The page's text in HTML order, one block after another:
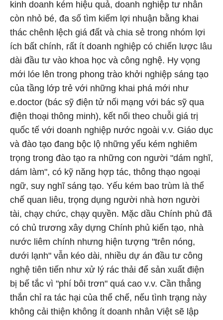
kinh doanh kém hiệu quả, doanh nghiệp tư nhân
còn nhỏ bé, đa số tìm kiếm lợi nhuận bằng khai
thác chênh lệch giá đất và chia sẻ trong nhóm lợi
ích bất chính, rất ít doanh nghiệp có chiến lược lâu
dài đầu tư vào khoa học và công nghệ. Hy vọng
mới lóe lên trong phong trào khởi nghiệp sáng tạo
của tầng lớp trẻ với những khai phá mới như
e.doctor (bác sỹ điện tử nối mạng với bác sỹ qua
điện thoại thông minh), kết nối theo chuỗi giá trị
quốc tế với doanh nghiệp nước ngoài v.v. Giáo dục
và đào tạo đang bộc lộ những yếu kém nghiêm
trọng trong đào tạo ra những con người "dám nghĩ,
dám làm", có kỹ năng hợp tác, thông thạo ngoại
ngữ, suy nghĩ sáng tạo. Yếu kém bao trùm là thể
chế quan liêu, trọng dụng người nhà hơn người
tài, chạy chức, chạy quyền. Mặc dầu Chính phủ đã
có chủ trương xây dựng Chính phủ kiến tạo, nhà
nước liêm chính nhưng hiện tượng "trên nóng,
dưới lạnh" vẫn kéo dài, nhiều dự án đầu tư công
nghệ tiên tiến như xử lý rác thải để sản xuất điện
bị bế tắc vì "phí bôi trơn" quá cao v.v. Cần thẳng
thắn chỉ ra tác hại của thể chế, nếu tình trạng này
không cải thiện không ít doanh nhân Việt sẽ lập